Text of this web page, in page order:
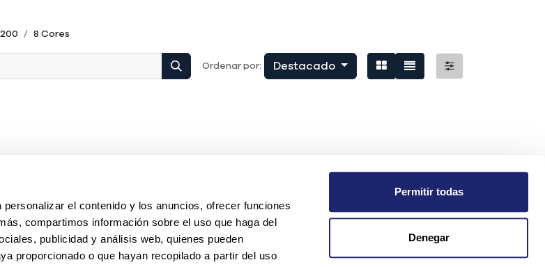
el contenido y los anuncios, ofrecer funciones
compartimos información sobre el uso que haga del
publicidad y análisis web, quienes pueden
proporcionado o que hayan recopilado a partir del uso
Permitir todas
Denegar
8 Cores
Ordenar por: Destacado